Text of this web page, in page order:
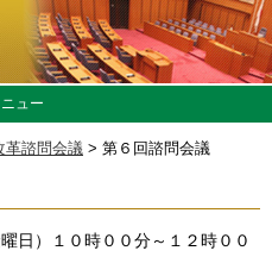
ニュー
革諮問会議 > 第６回諮問会議
日）１０時００分～１２時００